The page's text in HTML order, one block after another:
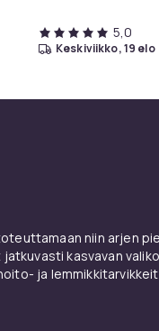
5,0
keskiviikko, 19 elo
niin arjen
kasvavan
ja